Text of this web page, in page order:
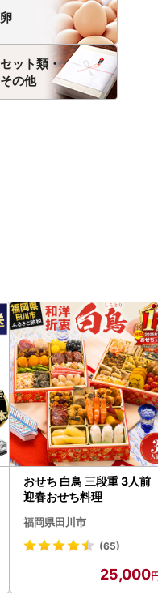
卵
セット類・
その他
おせち 白鳥 三段重 3人前
迎春おせち料理
福岡県田川市
(65)
25,000